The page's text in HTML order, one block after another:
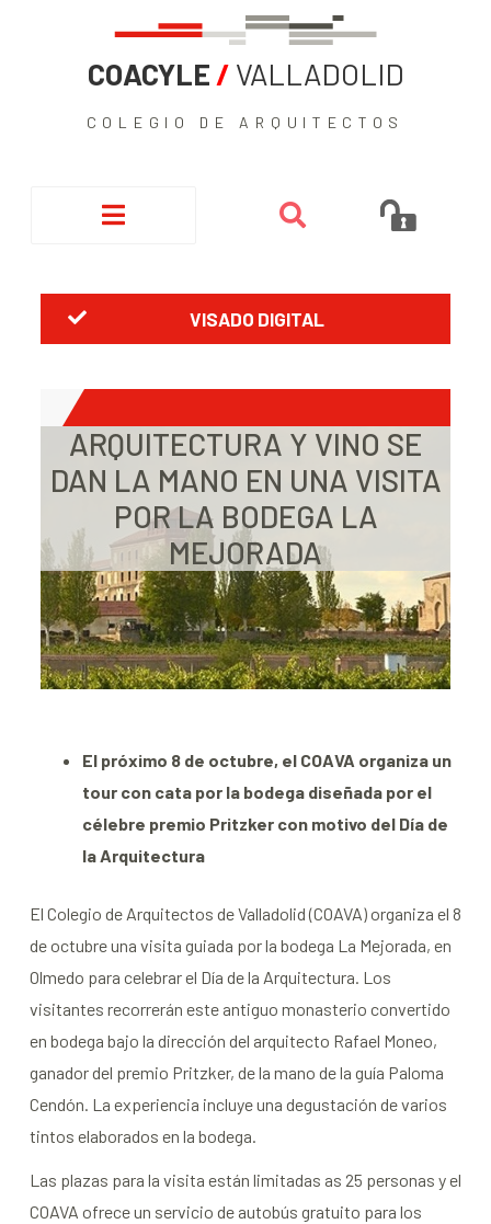
COACYLE / VALLADOLID
COLEGIO DE ARQUITECTOS
VISADO DIGITAL
ARQUITECTURA Y VINO SE
DAN LA MANO EN UNA VISITA
POR LA BODEGA LA
MEJORADA
El próximo 8de octubre, el COAVA organiza un
tour con cata por la bodega diseñada por el
célebre premio Pritzkercon motivo del Día de
la Arquitectura
El Colegio de Arquitectos de Valladolid (COAVA) organiza el 8
de octubre una visita guiada por la bodega La Mejorada, en
Olmedo para celebrar el Día de la Arquitectura. Los
visitantes recorrerán este antiguo monasterio convertido
en bodega bajo la dirección del arquitecto Rafael Moneo,
ganador del premio Pritzker, de la mano de la guía Paloma
Cendón. La experiencia incluye una degustación de varios
tintos elaborados en la bodega.
Las plazas para la visita están limitadas as 25 personas y el
COAVA ofrece un servicio de autobús gratuito para los